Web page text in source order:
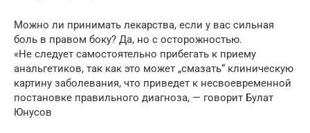
Можно ли принимать лекарства, если у вас сильная
боль в правом боку? Да, но с осторожностью.
«Не следует самостоятельно прибегать к приему
анальгетиков, так как это может „смазать“ клиническую
картину заболевания, что приведет к несвоевременной
постановке правильного диагноза, — говорит Булат
Юнусов